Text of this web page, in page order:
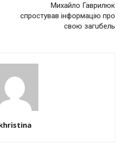
Михайло Гаврилюк
спростував інформацію про
свою загuбель